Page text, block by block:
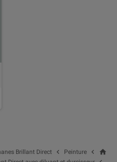
home

Peinture

Brillant Direct